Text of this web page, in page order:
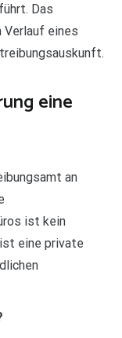
Das
eines
eine
an
ist kein
eine private